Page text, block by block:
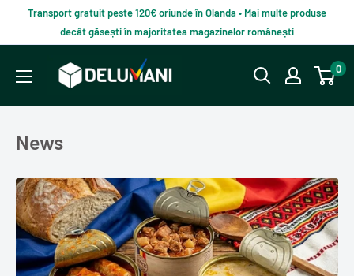
continut
Transport gratuit peste 120€ oriunde în Olanda • Mai multe produse
decât găsești în majoritatea magazinelor românești
Delumani
Magazin
online
0
News